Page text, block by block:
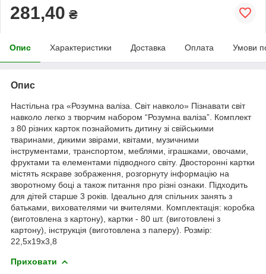
281,40 ₴
Опис Характеристики Доставка Оплата Умови
Опис
Настільна гра «Розумна валіза. Світ навколо» Пізнавати світ
навколо легко з творчим набором “Розумна валіза”. Комплект
з 80 різних карток познайомить дитину зі свійськими
тваринами, дикими звірами, квітами, музичними
інструментами, транспортом, меблями, іграшками, овочами,
фруктами та елементами підводного світу. Двосторонні картки
містять яскраве зображення, розгорнуту інформацію на
зворотному боці а також питання про різні ознаки. Підходить
для дітей старше 3 років. Ідеально для спільних занять з
батьками, вихователями чи вчителями. Комплектація: коробка
(виготовлена з картону), картки - 80 шт. (виготовлені з
картону), інструкція (виготовлена з паперу). Розмір:
22,5х19х3,8
Приховати